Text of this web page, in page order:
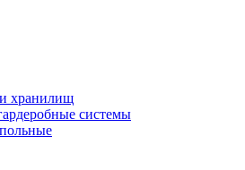
хранилищ
системы